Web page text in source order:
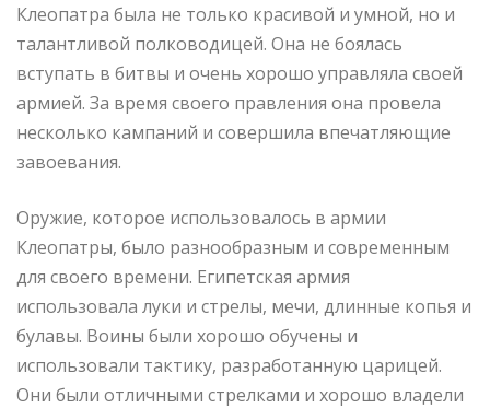
Клеопатра была не только красивой и умной, но и
талантливой полководицей. Она не боялась
вступать в битвы и очень хорошо управляла своей
армией. За время своего правления она провела
несколько кампаний и совершила впечатляющие
завоевания.
Оружие, которое использовалось в армии
Клеопатры, было разнообразным и современным
для своего времени. Египетская армия
использовала луки и стрелы, мечи, длинные копья и
булавы. Воины были хорошо обучены и
использовали тактику, разработанную царицей.
Они были отличными стрелками и хорошо владели